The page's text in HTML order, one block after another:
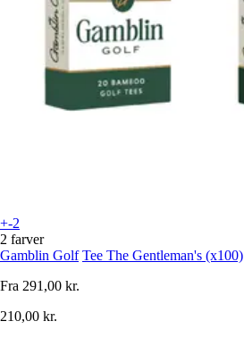
+-2
2 farver
Gamblin Golf Tee The Gentleman's (x100)
Fra 291,00 kr.
210,00 kr.